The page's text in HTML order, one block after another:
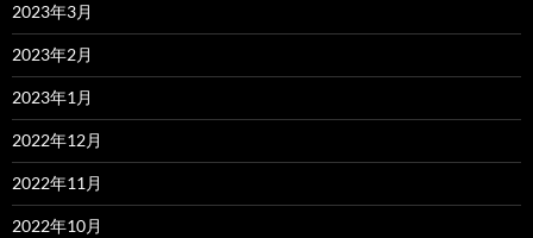
2023年3月
2023年2月
2023年1月
2022年12月
2022年11月
2022年10月